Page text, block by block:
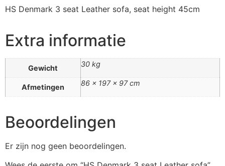
HS Denmark 3 seat Leather sofa, seat height 45cm
Extra informatie
Gewicht 30 kg
Afmetingen 86 × 197 × 97 cm
Beoordelingen
Er zijn nog geen beoordelingen.